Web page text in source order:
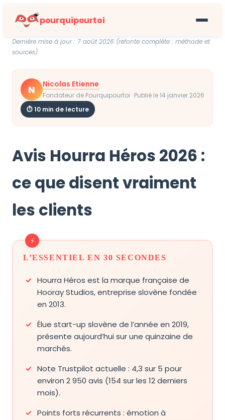
pourquipourtoi
Dernière mise à jour : 7 août 2026 (refonte complète : méthode et
sources)
N Nicolas Etienne
Fondateur de Pourquipourtoi · Publié le 14 janvier 2026
⏱ 10 min de lecture
Avis Hourra Héros 2026 :
ce que disent vraiment
les clients
L’ESSENTIEL EN 30 SECONDES
Hourra Héros est la marque française de
Hooray Studios, entreprise slovène fondée
en 2013.
Élue start-up slovène de l’année en 2019,
présente aujourd’hui sur une quinzaine de
marchés.
Note Trustpilot actuelle : 4,3 sur 5 pour
environ 2 950 avis (154 sur les 12 derniers
mois).
Points forts récurrents : émotion à